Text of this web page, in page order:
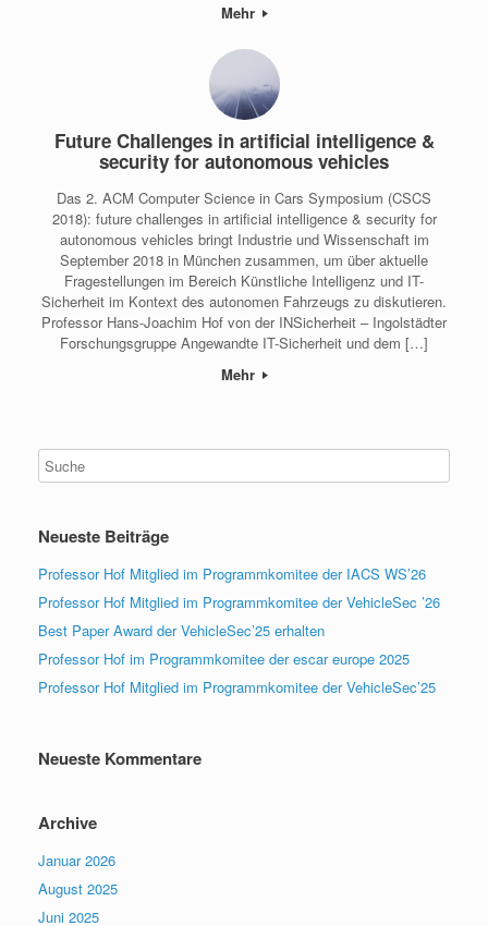
Mehr
Future Challenges in artificial intelligence &
security for autonomous vehicles
Das 2. ACM Computer Science in Cars Symposium (CSCS
2018): future challenges in artificial intelligence & security for
autonomous vehicles bringt Industrie und Wissenschaft im
September 2018 in München zusammen, um über aktuelle
Fragestellungen im Bereich Künstliche Intelligenz und IT-
Sicherheit im Kontext des autonomen Fahrzeugs zu diskutieren.
Professor Hans-Joachim Hof von der INSicherheit – Ingolstädter
Forschungsgruppe Angewandte IT-Sicherheit und dem […]
Mehr
Neueste Beiträge
Professor Hof Mitglied im Programmkomitee der IACS WS’26
Professor Hof Mitglied im Programmkomitee der VehicleSec ’26
Best Paper Award der VehicleSec’25 erhalten
Professor Hof im Programmkomitee der escar europe 2025
Professor Hof Mitglied im Programmkomitee der VehicleSec’25
Neueste Kommentare
Archive
Januar 2026
August 2025
Juni 2025